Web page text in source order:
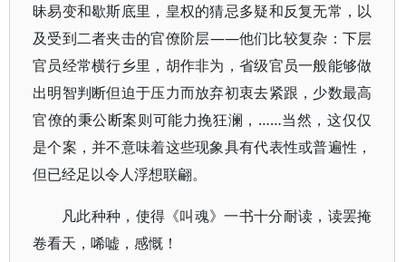
昧易变和歇斯底里，皇权的猜忌多疑和反复无常，以
及受到二者夹击的官僚阶层——他们比较复杂：下层
官员经常横行乡里，胡作非为，省级官员一般能够做
出明智判断但迫于压力而放弃初衷去紧跟，少数最高
官僚的秉公断案则可能力挽狂澜，……当然，这仅仅
是个案，并不意味着这些现象具有代表性或普遍性，
但已经足以令人浮想联翩。
凡此种种，使得《叫魂》一书十分耐读，读罢掩
卷看天，唏嘘，感慨！